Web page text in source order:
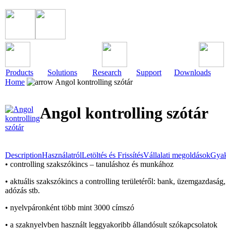
Products Solutions Research Support
Downloads
Home
Angol kontrolling szótár
Angol kontrolling szótár
DescriptionHasználatrólLetöltés és FrissítésVállalati megoldások
• controlling szakszókincs – tanuláshoz és munkához
• aktuális szakszókincs a controlling területéről: bank,
adózás stb.
• nyelvpáronként több mint 3000 címszó
• a szaknyelvben használt leggyakoribb állandósult szókapcsolatok